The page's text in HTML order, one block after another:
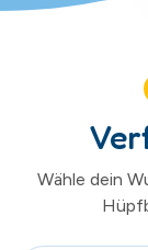
Wähle dein